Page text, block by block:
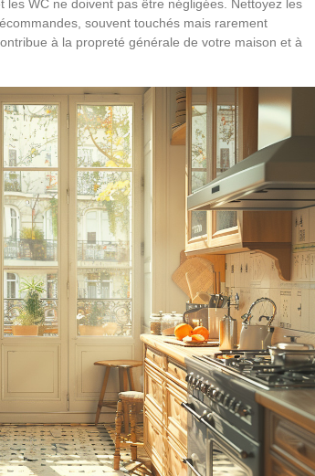
les WC ne doivent pas être négligées. Nettoyez les
souvent touchés mais rarement
à la propreté générale de votre maison et à